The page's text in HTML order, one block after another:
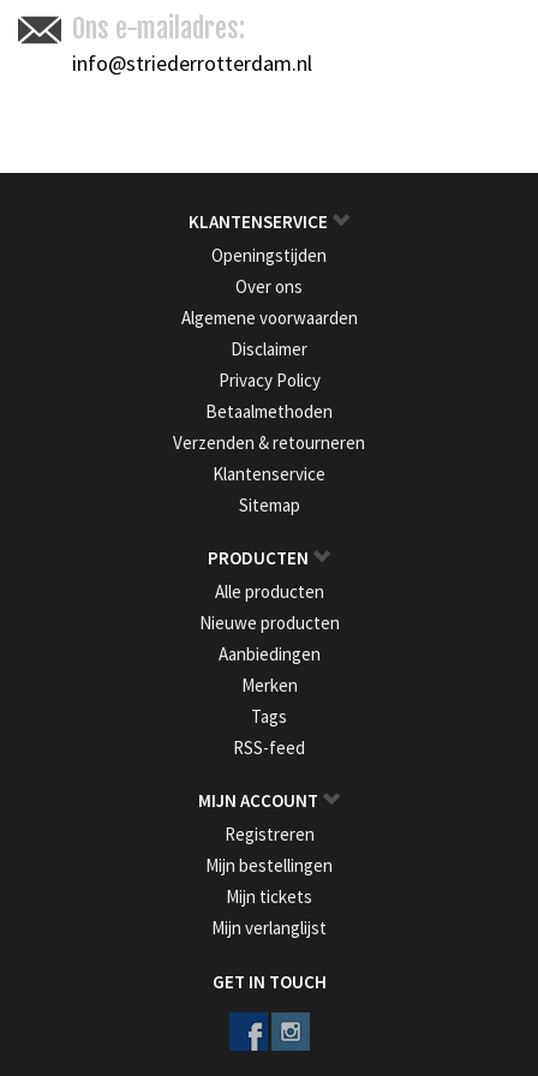
Ons e-mailadres:
info@striederrotterdam.nl
KLANTENSERVICE
Openingstijden
Over ons
Algemene voorwaarden
Disclaimer
Privacy Policy
Betaalmethoden
Verzenden & retourneren
Klantenservice
Sitemap
PRODUCTEN
Alle producten
Nieuwe producten
Aanbiedingen
Merken
Tags
RSS-feed
MIJN ACCOUNT
Registreren
Mijn bestellingen
Mijn tickets
Mijn verlanglijst
GET IN TOUCH